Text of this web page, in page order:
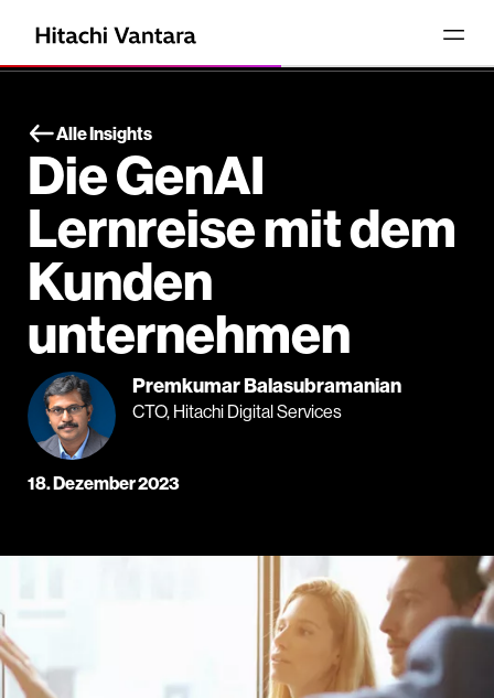
Alle Insights
Die GenAI
Lernreise mit dem
Kunden
unternehmen
Premkumar Balasubramanian
CTO, Hitachi Digital Services
18. Dezember 2023